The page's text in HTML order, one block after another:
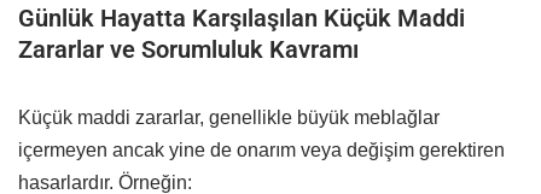
Günlük Hayatta Karşılaşılan Küçük Maddi
Zararlar ve Sorumluluk Kavramı
Küçük maddi zararlar, genellikle büyük meblağlar
içermeyen ancak yine de onarım veya değişim gerektiren
hasarlardır. Örneğin: